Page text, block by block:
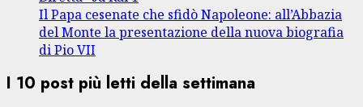
Il Papa cesenate che sfidò Napoleone: all’Abbazia
del Monte la presentazione della nuova biografia
di Pio VII
I 10 post più letti della settimana